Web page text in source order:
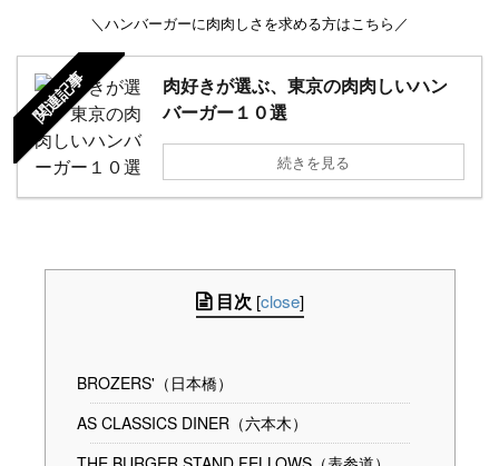
＼ハンバーガーに肉肉しさを求める方はこちら／
関連記事
肉好きが選ぶ、東京の肉肉しいハン
バーガー１０選
続きを見る
目次 [close]
BROZERS'（日本橋）
AS CLASSICS DINER（六本木）